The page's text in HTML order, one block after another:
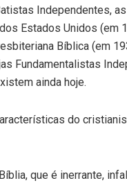
Independentes,
Estados Unidos (em
Bíblica (em
Fundamentalistas
ainda hoje.
do
que é inerrante,